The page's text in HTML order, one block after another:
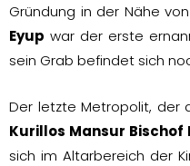
Gründung in der Nähe von
Eyup war der erste
sein Grab befindet sich
Der letzte Metropolit, der
Kurillos Mansur Bischof
sich im Altarbereich der